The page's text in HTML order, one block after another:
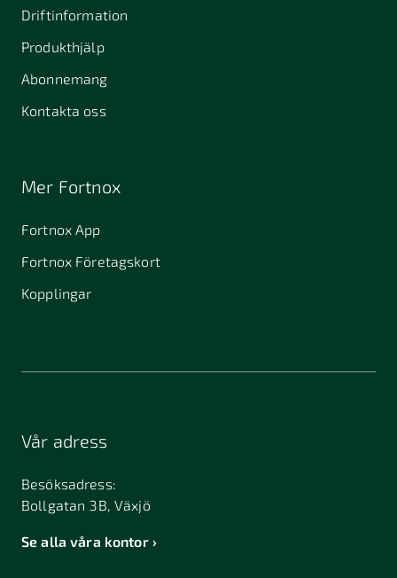
Driftinformation
Produkthjälp
Abonnemang
Kontakta oss
Mer Fortnox
Fortnox App
Fortnox Företagskort
Kopplingar
Vår adress
Besöksadress:
Bollgatan 3B, Växjö
Se alla våra kontor